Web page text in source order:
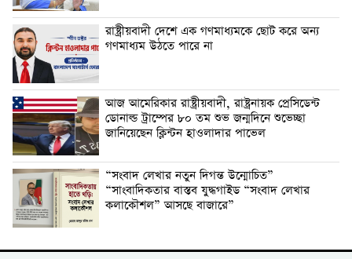
রাষ্ট্রীয়বাদী দেশে ‎এক গণমাধ্যমকে ছোট করে অন্য
গণমাধ্যম উঠতে পারে না ‎
‎আজ আমেরিকার রাষ্ট্রীয়বাদী, রাষ্ট্রনায়ক প্রেসিডেন্ট
ডোনাল্ড ট্রাম্পের ৮০ তম শুভ জন্মদিনে শুভেচ্ছা
জানিয়েছেন ক্লিন্টন হাওলাদার পাভেল
“সংবাদ লেখার নতুন দিগন্ত উন্মোচিত”
“সাংবাদিকতার বাস্তব যুদ্ধগাইড “সংবাদ লেখার
কলাকৌশল” আসছে বাজারে”